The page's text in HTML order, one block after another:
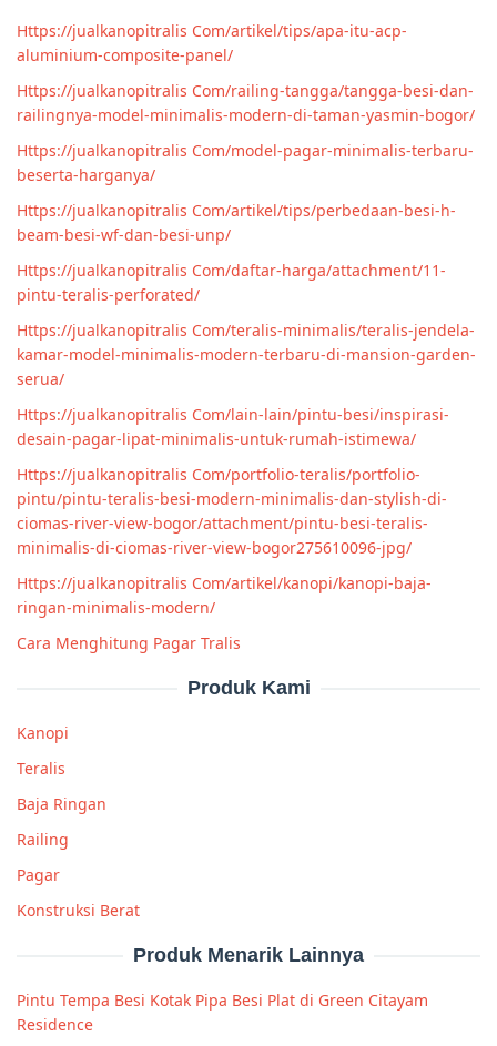
Https://jualkanopitralis Com/artikel/tips/apa-itu-acp-
aluminium-composite-panel/
Https://jualkanopitralis Com/railing-tangga/tangga-besi-dan-
railingnya-model-minimalis-modern-di-taman-yasmin-bogor/
Https://jualkanopitralis Com/model-pagar-minimalis-terbaru-
beserta-harganya/
Https://jualkanopitralis Com/artikel/tips/perbedaan-besi-h-
beam-besi-wf-dan-besi-unp/
Https://jualkanopitralis Com/daftar-harga/attachment/11-
pintu-teralis-perforated/
Https://jualkanopitralis Com/teralis-minimalis/teralis-jendela-
kamar-model-minimalis-modern-terbaru-di-mansion-garden-
serua/
Https://jualkanopitralis Com/lain-lain/pintu-besi/inspirasi-
desain-pagar-lipat-minimalis-untuk-rumah-istimewa/
Https://jualkanopitralis Com/portfolio-teralis/portfolio-
pintu/pintu-teralis-besi-modern-minimalis-dan-stylish-di-
ciomas-river-view-bogor/attachment/pintu-besi-teralis-
minimalis-di-ciomas-river-view-bogor275610096-jpg/
Https://jualkanopitralis Com/artikel/kanopi/kanopi-baja-
ringan-minimalis-modern/
Cara Menghitung Pagar Tralis
Produk Kami
Kanopi
Teralis
Baja Ringan
Railing
Pagar
Konstruksi Berat
Produk Menarik Lainnya
Pintu Tempa Besi Kotak Pipa Besi Plat di Green Citayam
Residence